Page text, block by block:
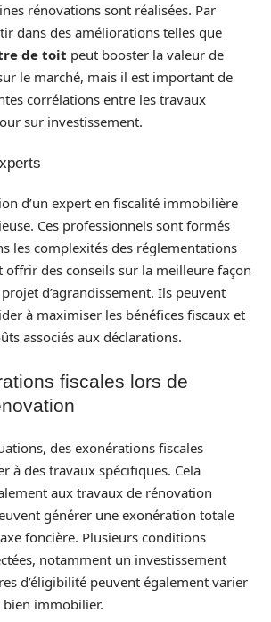
rénovations sont réalisées. Par
dans des améliorations telles que
de toit peut booster la valeur de
le marché, mais il est important de
corrélations entre les travaux
sur investissement.
d’un expert en fiscalité immobilière
Ces professionnels sont formés
les complexités des réglementations
offrir des conseils sur la meilleure façon
d’agrandissement. Ils peuvent
à maximiser les bénéfices fiscaux et
associés aux déclarations.
fiscales lors de
des exonérations fiscales
à des travaux spécifiques. Cela
aux travaux de rénovation
générer une exonération totale
foncière. Plusieurs conditions
notamment un investissement
d’éligibilité peuvent également varier
immobilier.